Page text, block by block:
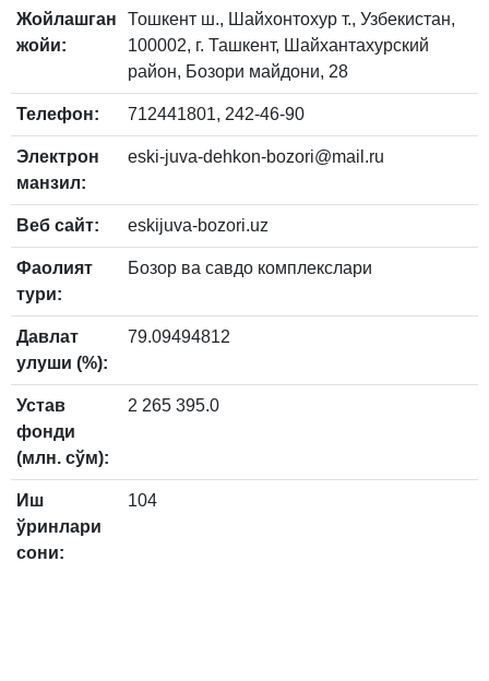
Жойлашган
жойи:
Тошкент ш., Шайхонтохур т., Узбекистан,
100002, г. Ташкент, Шайхантахурский
район, Бозори майдони, 28
Телефон: 712441801, 242-46-90
Электрон
манзил:
eski-juva-dehkon-bozori@mail.ru
Веб сайт: eskijuva-bozori.uz
Фаолият
тури:
Бозор ва савдо комплекслари
Давлат
улуши (%):
79.09494812
Устав
фонди
(млн. сўм):
2 265 395.0
Иш
ўринлари
сони:
104